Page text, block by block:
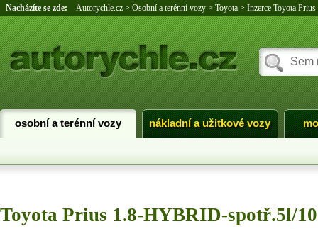
Nacházíte se zde: Autorychle.cz > Osobní a terénní vozy > Toyota > Inzerce Toyota Prius
osobní a terénní vozy nákladní a užitkové vozy
Toyota Prius 1.8-HYBRID-spotř.5l/